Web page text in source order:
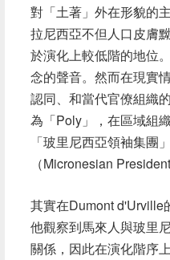
對「土著」外在形貌的
拉尼西亞不但人口皮膚
於演化上較低階的地位
念的聲音。然而在現實
認同、和當代官僚組織
為「Poly」，在區域組
「玻里尼西亞領袖集團
（Micronesian
其實在Dumont d'Urville
他觀察到馬來人與玻里
關係，因此在演化階序